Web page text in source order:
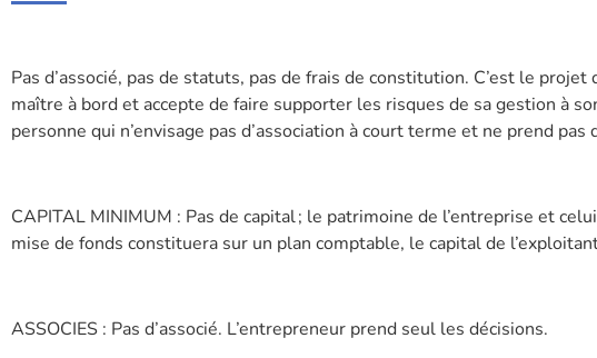
Pas d’associé, pas de statuts, pas de frais de constitution. C’est le
maître à bord et accepte de faire supporter les risques de sa gestion à
personne qui n’envisage pas d’association à court terme et ne prend
CAPITAL MINIMUM : Pas de capital ; le patrimoine de l’entreprise et
mise de fonds constituera sur un plan comptable, le capital de
ASSOCIES : Pas d’associé. L’entrepreneur prend seul les décisions.